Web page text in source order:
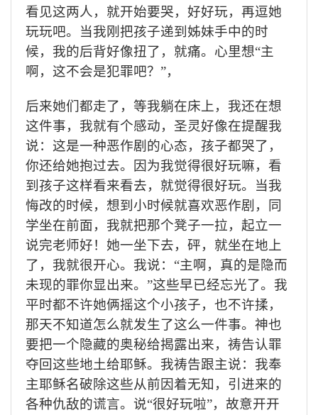
看见这两人，就开始要哭，好好玩，再逗她
玩玩吧。当我刚把孩子递到姊妹手中的时
候，我的后背好像扭了，就痛。心里想“主
啊，这不会是犯罪吧？”，
后来她们都走了，等我躺在床上，我还在想
这件事，我就有个感动，圣灵好像在提醒我
说：这是一种恶作剧的心态，孩子都哭了，
你还给她抱过去。因为我觉得很好玩嘛，看
到孩子这样看来看去，就觉得很好玩。当我
悔改的时候，想到小时候就喜欢恶作剧，同
学坐在前面，我就把那个凳子一拉，起立一
说完老师好！她一坐下去，砰，就坐在地上
了，我就很开心。我说：“主啊，真的是隐而
未现的罪你显出来。”这些早已经忘光了。我
平时都不许她俩摇这个小孩子，也不许揉，
那天不知道怎么就发生了这么一件事。神也
要把一个隐藏的奥秘给揭露出来，祷告认罪
夺回这些地土给耶稣。我祷告跟主说：我奉
主耶稣名破除这些从前因着无知，引进来的
各种仇敌的谎言。说“很好玩啦”，故意开开